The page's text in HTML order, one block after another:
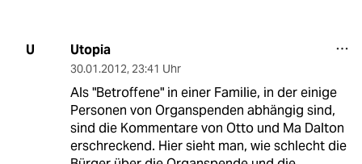
U Utopia
30.01.2012, 23:41 Uhr
Als "Betroffene" in einer Familie, in der einige
Personen von Organspenden abhängig sind,
sind die Kommentare von Otto und Ma Dalton
erschreckend. Hier sieht man, wie schlecht die